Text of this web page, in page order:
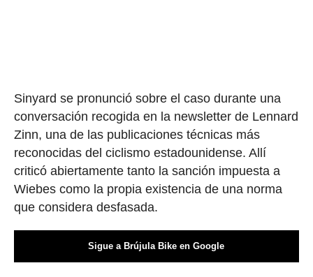
Sinyard se pronunció sobre el caso durante una
conversación recogida en la newsletter de Lennard
Zinn, una de las publicaciones técnicas más
reconocidas del ciclismo estadounidense. Allí
criticó abiertamente tanto la sanción impuesta a
Wiebes como la propia existencia de una norma
que considera desfasada.
Sigue a Brújula Bike en Google